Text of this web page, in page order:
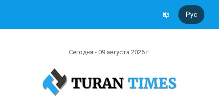
Қаз Рус
Сегодня - 09 августа 2026 г